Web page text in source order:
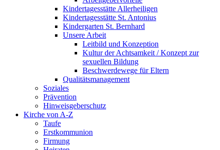
Kindertagesstätte Allerheiligen
Kindertagesstätte St. Antonius
Kindergarten St. Bernhard
Unsere Arbeit
Leitbild und Konzeption
Kultur der Achtsamkeit / Konzept zur
sexuellen Bildung
Beschwerdewege für Eltern
Qualitätsmanagement
Soziales
Prävention
Hinweisgeberschutz
Kirche von A-Z
Taufe
Erst­kommunion
Firmung